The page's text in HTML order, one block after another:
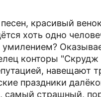
красивый
хоть одно
умилением?
конторы "Скрудж
навещают
праздники
самый страшный,